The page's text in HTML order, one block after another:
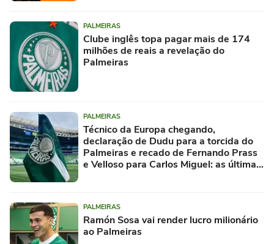
PALMEIRAS
Clube inglês topa pagar mais de 174
milhões de reais a revelação do
Palmeiras
PALMEIRAS
Técnico da Europa chegando,
declaração de Dudu para a torcida do
Palmeiras e recado de Fernando Prass
e Velloso para Carlos Miguel: as últimas
PALMEIRAS
Ramón Sosa vai render lucro milionário
ao Palmeiras